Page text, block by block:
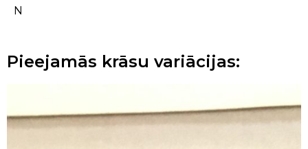
Pieejamās krāsu variācijas:
N